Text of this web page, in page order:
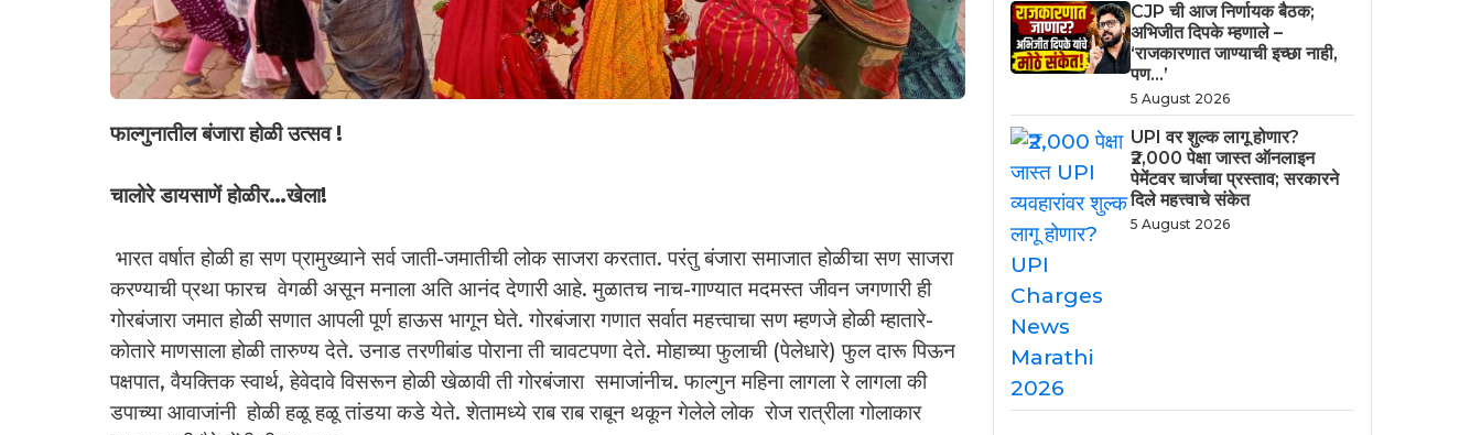
फाल्गुनातील बंजारा होळी उत्सव !
चालोरे डायसाणें होळीर…खेला!
भारत वर्षात होळी हा सण प्रामुख्याने सर्व जाती-जमातीची लोक साजरा करतात. परंतु बंजारा समाजात होळीचा सण साजरा
करण्याची प्रथा फारच वेगळी असून मनाला अति आनंद देणारी आहे. मुळातच नाच-गाण्यात मदमस्त जीवन जगणारी ही
गोरबंजारा जमात होळी सणात आपली पूर्ण हाऊस भागून घेते. गोरबंजारा गणात सर्वात महत्त्वाचा सण म्हणजे होळी म्हातारे-
कोतारे माणसाला होळी तारुण्य देते. उनाड तरणीबांड पोराना ती चावटपणा देते. मोहाच्या फुलाची (पेलेधारे) फुल दारू पिऊन
पक्षपात, वैयक्तिक स्वार्थ, हेवेदावे विसरून होळी खेळावी ती गोरबंजारा समाजांनीच. फाल्गुन महिना लागला रे लागला की
डपाच्या आवाजांनी होळी हळू हळू तांडया कडे येते. शेतामध्ये राब राब राबून थकून गेलेले लोक रोज रात्रीला गोलाकार
CJP ची आज निर्णायक बैठक;
अभिजीत दिपके म्हणाले –
‘राजकारणात जाण्याची इच्छा नाही,
पण…’
5 August 2026
UPI वर शुल्क लागू होणार?
₹2,000 पेक्षा जास्त ऑनलाइन
पेमेंटवर चार्जचा प्रस्ताव; सरकारने
दिले महत्त्वाचे संकेत
5 August 2026